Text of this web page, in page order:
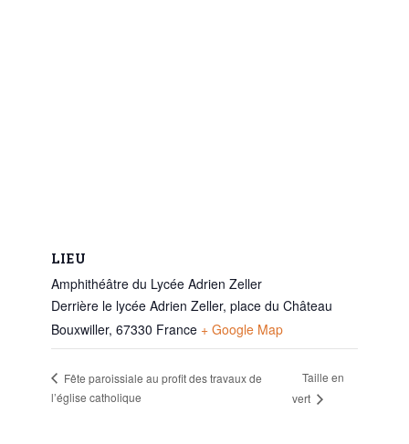
LIEU
Amphithéâtre du Lycée Adrien Zeller
Derrière le lycée Adrien Zeller, place du Château
Bouxwiller, 67330 France + Google Map
Fête paroissiale au profit des travaux de
l’église catholique
Taille en
vert